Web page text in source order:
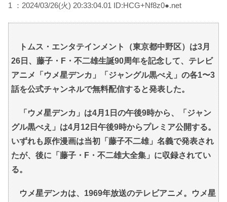
1 ：2024/03/26(火) 20:33:04.01 ID:HCG+Nf8z0●.net
トムス・エンタテインメント（東京都中野区）は3月
26日、藤子・F・不二雄生誕90周年を記念して、テレビ
アニメ「ウメ星デンカ」「ジャングル黒べえ」の各1〜3
話を公式チャンネルで無料配信すると発表した。
「ウメ星デンカ」は4月1日の午後9時から、「ジャン
グル黒べえ」は4月12日午後9時からプレミア公開する。
いずれも原作漫画は当初「藤子不二雄」名義で発表され
たが、後に「藤子・F・不二雄大全集」に収録されてい
る。
ウメ星デンカは、1969年放送のテレビアニメ。ウメ星